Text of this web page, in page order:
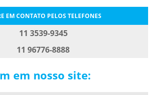
DE AUMENTO
PARA HOTEL
EM CONTATO PELOS TELEFONES
11 3539-9345
11 96776-8888
em nosso site: